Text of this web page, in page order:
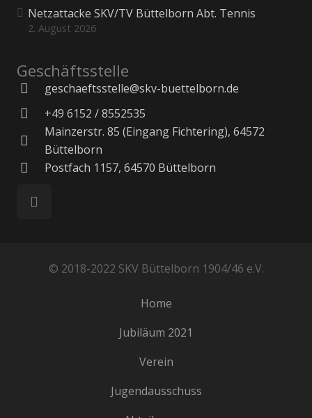
Netzattacke SKV/TV Büttelborn Abt. Tennis
2. August 2026
Geschäftsstelle
geschaeftsstelle@skv-buettelborn.de
+49 6152 / 8552535
Mainzerstr. 85 (Eingang Fichtering), 64572
Büttelborn
Postfach 1157, 64570 Büttelborn
© 2018-2022 SKV Büttelborn 1904/46 e.V.
Home
Jubiläum 2021
Verein
Jugendausschuss